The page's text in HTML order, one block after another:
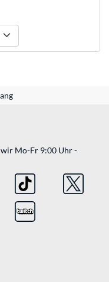
wir Mo-Fr 9:00 Uhr -